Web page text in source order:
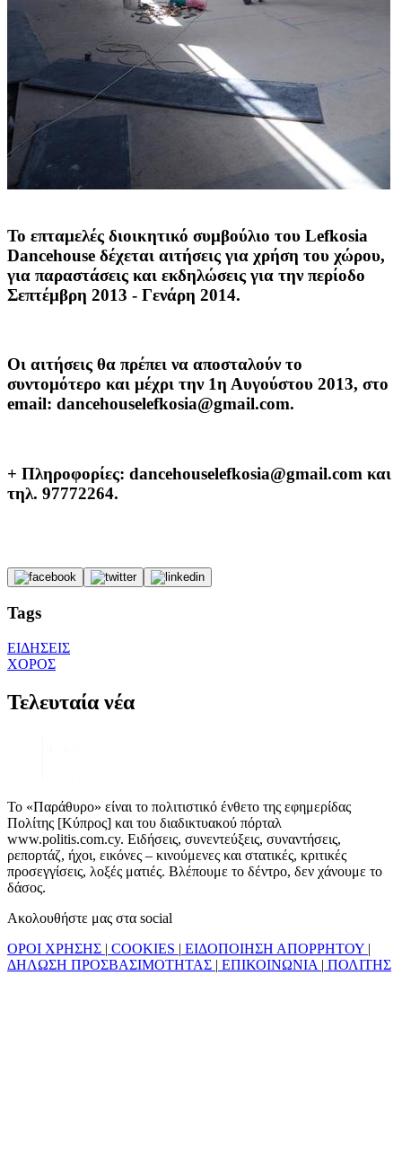
Το επταμελές διοικητικό συμβούλιο του Lefkosia
Dancehouse δέχεται αιτήσεις για χρήση του χώρου,
για παραστάσεις και εκδηλώσεις για την περίοδο
Σεπτέμβρη 2013 - Γενάρη 2014.
Οι αιτήσεις θα πρέπει να αποσταλούν το
συντομότερο και μέχρι την 1η Αυγούστου 2013, στο
email: dancehouselefkosia@gmail.com.
+ Πληροφορίες: dancehouselefkosia@gmail.com και
τηλ. 97772264.
Tags
ΕΙΔΗΣΕΙΣ
ΧΟΡΟΣ
Τελευταία νέα
Το «Παράθυρο» είναι το πολιτιστικό ένθετο της εφημερίδας
Πολίτης [Κύπρος] και του διαδικτυακού πόρταλ
www.politis.com.cy. Ειδήσεις, συνεντεύξεις, συναντήσεις,
ρεπορτάζ, ήχοι, εικόνες – κινούμενες και στατικές, κριτικές
προσεγγίσεις, λοξές ματιές. Βλέπουμε το δέντρο, δεν χάνουμε το
δάσος.
Ακολουθήστε μας στα social
ΟΡΟΙ ΧΡΗΣΗΣ | COOKIES | ΕΙΔΟΠΟΙΗΣΗ ΑΠΟΡΡΗΤΟΥ |
ΔΗΛΩΣΗ ΠΡΟΣΒΑΣΙΜΟΤΗΤΑΣ | ΕΠΙΚΟΙΝΩΝΙΑ | ΠΟΛΙΤΗΣ